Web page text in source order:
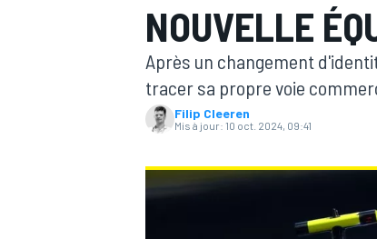
NOUVELLE
Après un changement
tracer sa propre voie
Filip Cleeren
Mis à jour: 10 oct. 2024, 09:41